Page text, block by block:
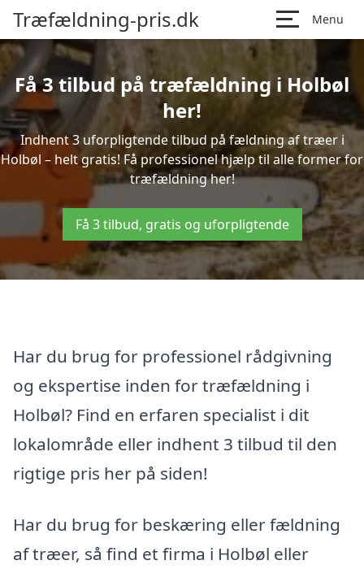
Træfældning-pris.dk Menu
Få 3 tilbud på træfældning i Holbøl
her!
Indhent 3 uforpligtende tilbud på fældning af træer i
Holbøl – helt gratis! Få professionel hjælp til alle former for
træfældning her!
Få 3 tilbud, gratis og uforpligtende
Har du brug for professionel rådgivning
og ekspertise inden for træfældning i
Holbøl? Find en erfaren specialist i dit
lokalområde eller indhent 3 tilbud til den
rigtige pris her på siden!
Har du brug for beskæring eller fældning
af træer, så find et firma i Holbøl eller